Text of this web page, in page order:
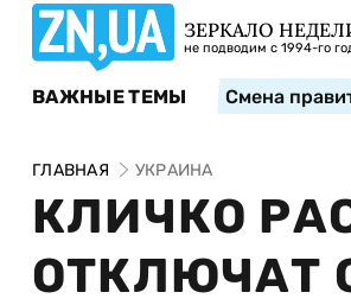
ЗЕРКАЛО
не подводим с 1994-го
ВАЖНЫЕ ТЕМЫ Смена
ГЛАВНАЯ УКРАИНА
КЛИЧКО
ОТКЛЮЧАТ